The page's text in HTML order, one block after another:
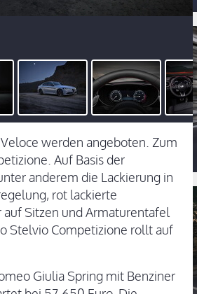
werden angeboten. Zum
Auf Basis der
anderem die Lackierung in
rot lackierte
Sitzen und Armaturentafel
Stelvio Competizione rollt auf
Giulia Spring mit Benziner